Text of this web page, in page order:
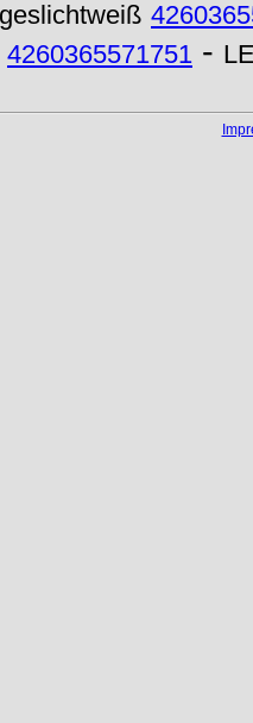
4260365571751 -